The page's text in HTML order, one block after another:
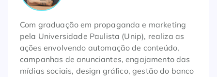
Com graduação em propaganda e marketing
pela Universidade Paulista (Unip), realiza as
ações envolvendo automação de conteúdo,
campanhas de anunciantes, engajamento das
mídias sociais, design gráfico, gestão do banco